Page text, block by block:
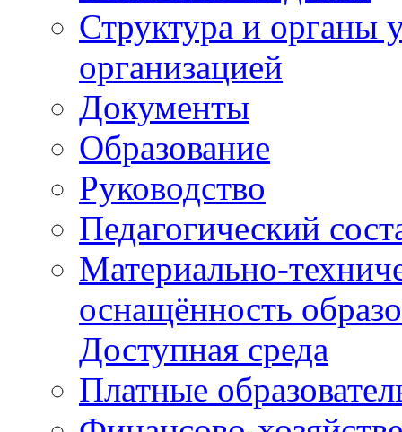
Структура и органы
организацией
Документы
Образование
Руководство
Педагогический
Материально-
оснащённость
Доступная среда
Платные